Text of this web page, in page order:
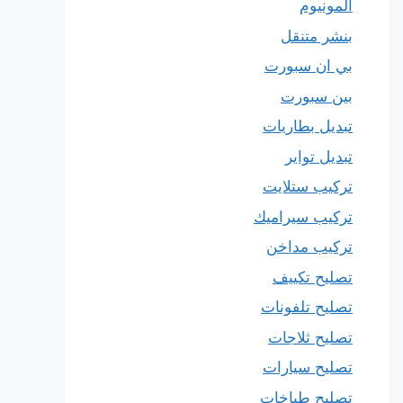
المونيوم
بنشر متنقل
بي ان سبورت
بين سبورت
تبديل بطاريات
تبديل تواير
تركيب ستلايت
تركيب سيراميك
تركيب مداخن
تصليح تكييف
تصليح تلفونات
تصليح ثلاجات
تصليح سيارات
تصليح طباخات